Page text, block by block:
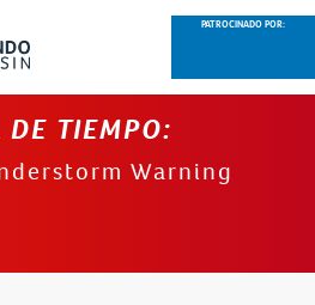
PATROCINADO POR:
DE TIEMPO:
Warning